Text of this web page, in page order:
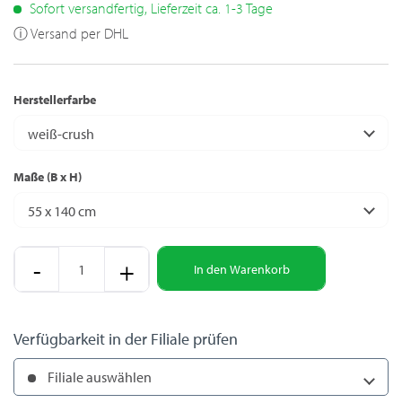
Sofort versandfertig, Lieferzeit ca. 1-3 Tage
ⓘ Versand per DHL
Herstellerfarbe
weiß-crush
Maße (B x H)
55 x 140 cm
- + In den Warenkorb
Verfügbarkeit in der Filiale prüfen
Filiale auswählen